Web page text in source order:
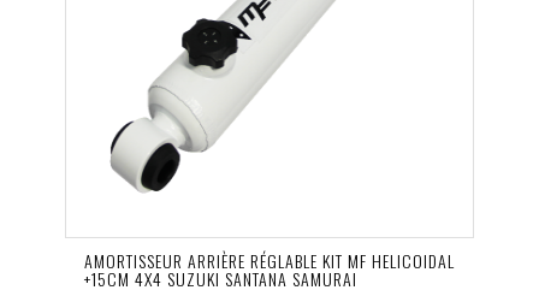
AMORTISSEUR ARRIÈRE RÉGLABLE KIT MF HELICOIDAL
+15CM 4X4 SUZUKI SANTANA SAMURAI